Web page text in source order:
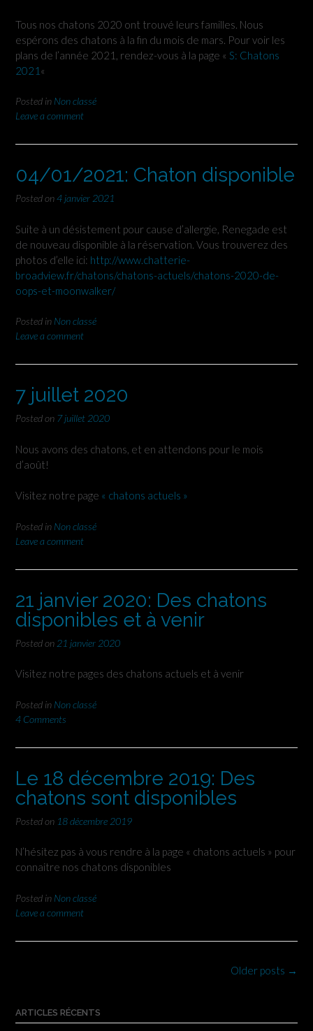
Tous nos chatons 2020 ont trouvé leurs familles. Nous
espérons des chatons à la fin du mois de mars. Pour voir les
plans de l’année 2021, rendez-vous à la page « S: Chatons
2021 «
Posted in Non classé
Leave a comment
04/01/2021: Chaton disponible
Posted on4 janvier 2021
Suite à un désistement pour cause d’allergie, Renegade est
de nouveau disponible à la réservation. Vous trouverez des
photos d’elle ici: http://www.chatterie-
broadview.fr/chatons/chatons-actuels/chatons-2020-de-
oops-et-moonwalker/
Posted in Non classé
Leave a comment
7 juillet 2020
Posted on 7 juillet 2020
Nous avons des chatons, et en attendons pour le mois
d’août!
Visitez notre page « chatons actuels »
Posted in Non classé
Leave a comment
21 janvier 2020: Des chatons
disponibles et à venir
Posted on 21 janvier 2020
Visitez notre pages des chatons actuels et à venir
Posted in Non classé
4 Comments
Le 18 décembre 2019: Des
chatons sont disponibles
Posted on 18 décembre 2019
N’hésitez pas à vous rendre à la page « chatons actuels » pour
connaitre nos chatons disponibles
Posted in Non classé
Leave a comment
Older posts →
ARTICLES RÉCENTS